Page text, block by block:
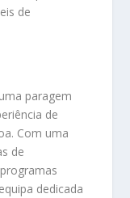
de
paragem
de
Com uma
de
dedicada